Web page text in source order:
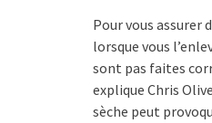
Pour vous assurer
lorsque vous
sont pas faites
explique Chris
sèche peut